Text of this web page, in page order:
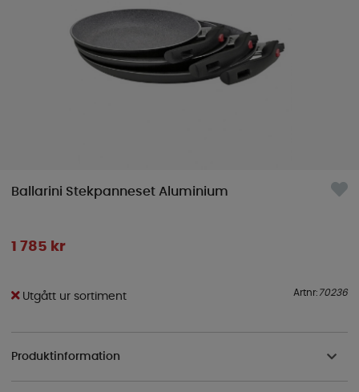
Ballarini Stekpanneset Aluminium
1 785 kr
Utgått ur sortiment Artnr: 70236
Produktinformation